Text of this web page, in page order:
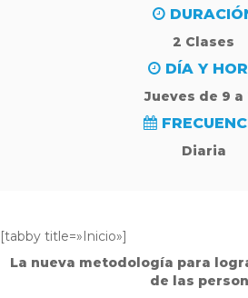
2 Clases
DÍA Y
Jueves de 9 a
Diaria
[tabby title=»Inicio»]
La nueva metodología para
de las